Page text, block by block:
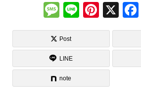
M
e
ss
a
g
e
Li
n
Pi
nt
st
X
Post
LINE
note